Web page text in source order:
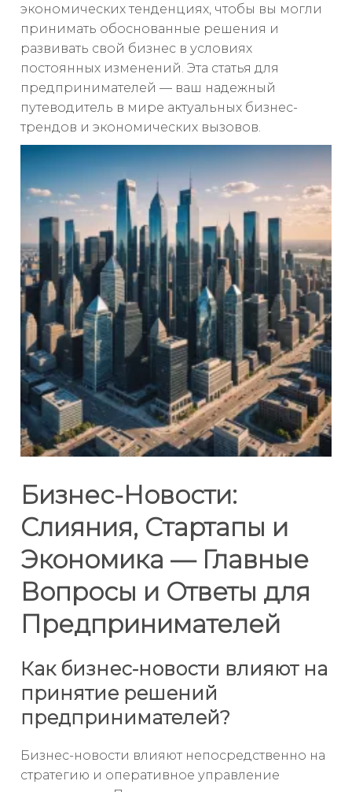
экономических тенденциях, чтобы вы могли
принимать обоснованные решения и
развивать свой бизнес в условиях
постоянных изменений. Эта статья для
предпринимателей — ваш надежный
путеводитель в мире актуальных бизнес-
трендов и экономических вызовов.
Бизнес-Новости:
Слияния, Стартапы и
Экономика — Главные
Вопросы и Ответы для
Предпринимателей
Как бизнес-новости влияют на
принятие решений
предпринимателей?
Бизнес-новости влияют непосредственно на
стратегию и оперативное управление